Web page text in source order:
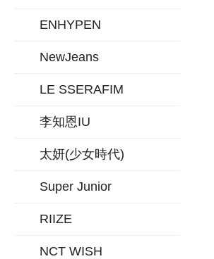
ENHYPEN
NewJeans
LE SSERAFIM
李知恩IU
太妍(少女時代)
Super Junior
RIIZE
NCT WISH